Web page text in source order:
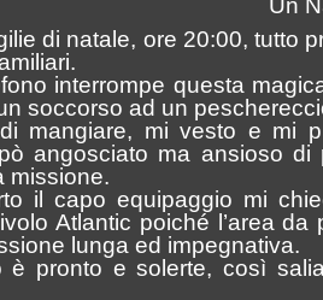
Un
di natale, ore 20:00, tutto
interrompe questa
soccorso ad un
mangiare, mi vesto e mi
angosciato ma ansioso
missione.
il capo equipaggio mi
Atlantic poiché l’area
lunga ed impegnativa.
è pronto e solerte, così